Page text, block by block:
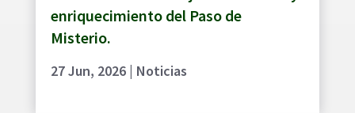
enriquecimiento del Paso de
Misterio.
27 Jun, 2026| Noticias